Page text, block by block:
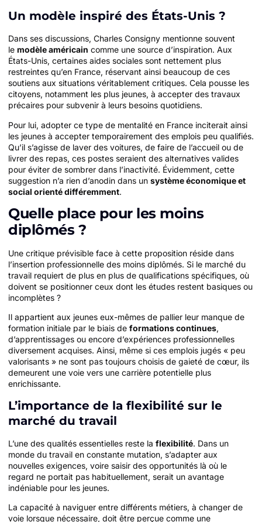
Un modèle inspiré des États-Unis ?
Dans ses discussions, Charles Consigny mentionne souvent
le modèle américain comme une source d’inspiration. Aux
États-Unis, certaines aides sociales sont nettement plus
restreintes qu’en France, réservant ainsi beaucoup de ces
soutiens aux situations véritablement critiques. Cela pousse les
citoyens, notamment les plus jeunes, à accepter des travaux
précaires pour subvenir à leurs besoins quotidiens.
Pour lui, adopter ce type de mentalité en France inciterait ainsi
les jeunes à accepter temporairement des emplois peu qualifiés.
Qu’il s’agisse de laver des voitures, de faire de l’accueil ou de
livrer des repas, ces postes seraient des alternatives valides
pour éviter de sombrer dans l’inactivité. Évidemment, cette
suggestion n’a rien d’anodin dans un système économique et
social orienté différemment.
Quelle place pour les moins
diplômés ?
Une critique prévisible face à cette proposition réside dans
l’insertion professionnelle des moins diplômés. Si le marché du
travail requiert de plus en plus de qualifications spécifiques, où
doivent se positionner ceux dont les études restent basiques ou
incomplètes ?
Il appartient aux jeunes eux-mêmes de pallier leur manque de
formation initiale par le biais de formations continues,
d’apprentissages ou encore d’expériences professionnelles
diversement acquises. Ainsi, même si ces emplois jugés « peu
valorisants » ne sont pas toujours choisis de gaieté de cœur, ils
demeurent une voie vers une carrière potentielle plus
enrichissante.
L’importance de la flexibilité sur le
marché du travail
L’une des qualités essentielles reste la flexibilité. Dans un
monde du travail en constante mutation, s’adapter aux
nouvelles exigences, voire saisir des opportunités là où le
regard ne portait pas habituellement, serait un avantage
indéniable pour les jeunes.
La capacité à naviguer entre différents métiers, à changer de
voie lorsque nécessaire, doit être perçue comme une